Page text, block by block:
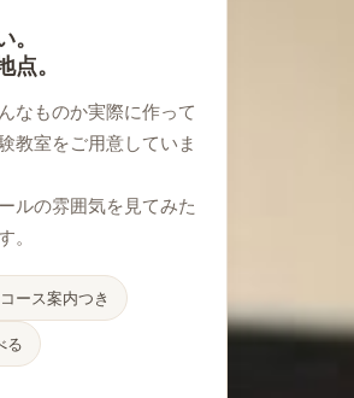
。
なものか実際に作って
教室をご用意していま
ルの雰囲気を見てみた
。
ース案内つき
る